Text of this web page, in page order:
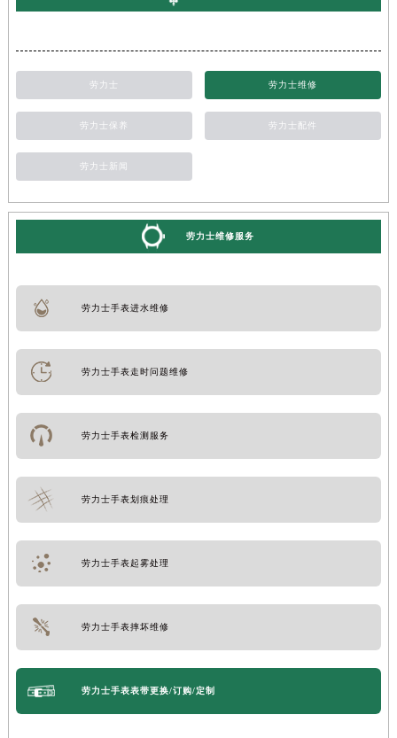
劳力士 劳力士维修
劳力士保养 劳力士配件
劳力士新闻
劳力士维修服务
劳力士手表进水维修
劳力士手表走时问题维修
劳力士手表检测服务
劳力士手表划痕处理
劳力士手表起雾处理
劳力士手表摔坏维修
劳力士手表表带更换/订购/定制